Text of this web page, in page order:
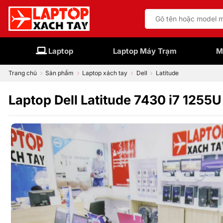
Bỏ
qua
nội
dung
Tìm
kiếm:
Laptop Laptop Máy Trạm
Trang chủ Sản phẩm Laptop xách tay Dell Latitude
Laptop Dell Latitude 7430 i7